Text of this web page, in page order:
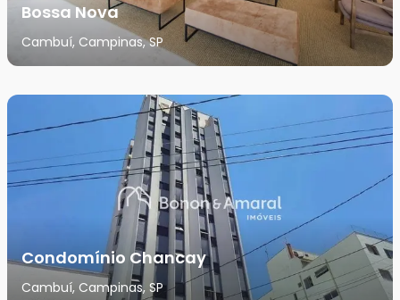
Bossa Nova
Cambuí, Campinas, SP
Condomínio Chancay
Cambuí, Campinas, SP